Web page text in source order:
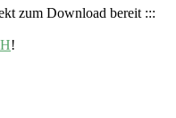
zum Download bereit :::
!